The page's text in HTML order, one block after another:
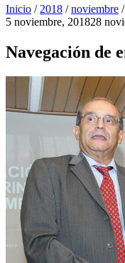
Inicio / 2018 / noviembre /
5 noviembre, 201828
Navegación de